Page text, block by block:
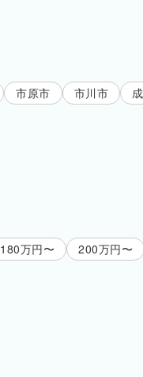
市原市 市川市
180万円〜 200万円〜